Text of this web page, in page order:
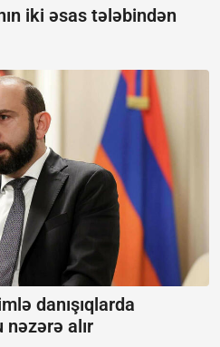
iki əsas tələbindən
danışıqlarda
alır